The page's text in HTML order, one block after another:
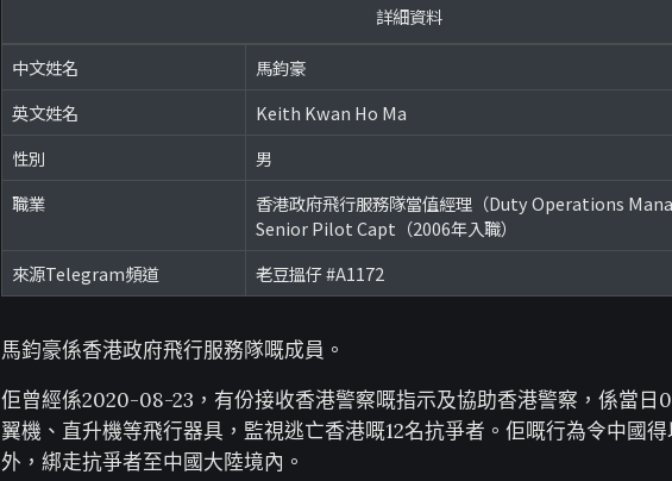
詳細資料
中文姓名
馬鈞豪
英文姓名
Keith Kwan Ho Ma
性別
男
職業
香港政府飛行服務隊當值經理（Duty Operations
Senior Pilot Capt（2006年入職）
來源Telegram頻道
老豆搵仔 #A1172
馬鈞豪係香港政府飛行服務隊嘅成員。
佢曾經係2020-08-23，有份接收香港警察嘅指示及協助香港警察，係當日
翼機、直升機等飛行器具，監視逃亡香港嘅12名抗爭者。佢嘅行為令中國
外，綁走抗爭者至中國大陸境內。